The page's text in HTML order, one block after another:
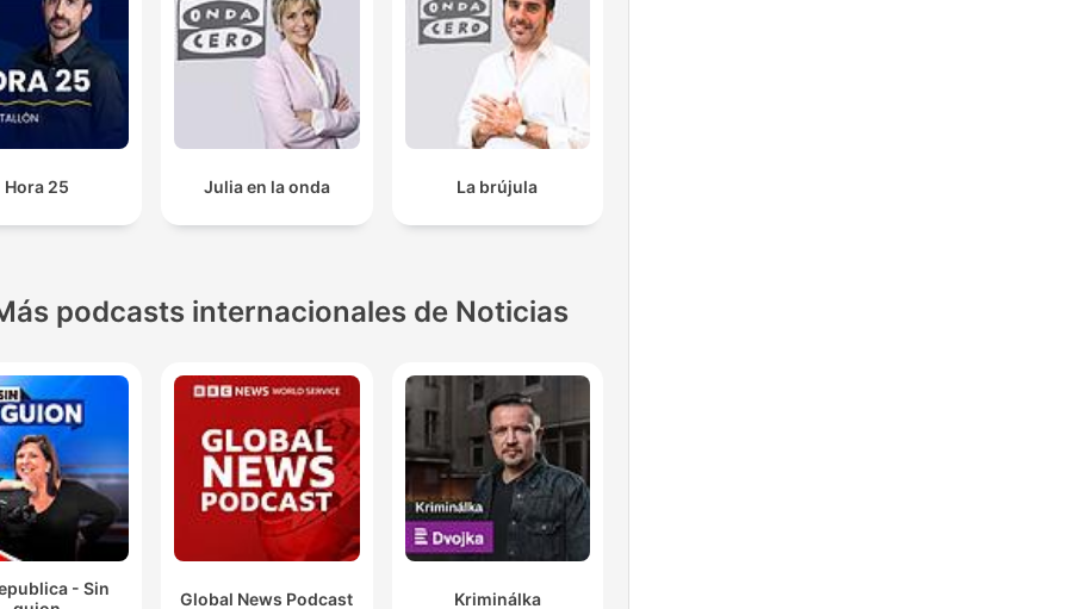
Hora 25 Julia en la onda La brújula
podcasts internacionales de Noticias
- Sin
Global News Podcast Kriminálka